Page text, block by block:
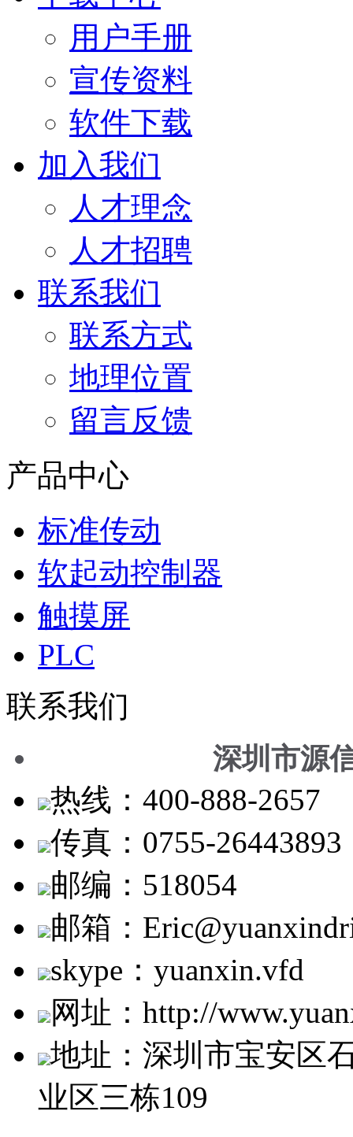
用户手册
宣传资料
软件下载
加入我们
人才理念
人才招聘
联系我们
联系方式
地理位置
留言反馈
产品中心
标准传动
软起动控制器
触摸屏
PLC
联系我们
深圳市源
热线：400-888-2657
传真：0755-26443893
邮编：518054
邮箱：
skype：yuanxin.vfd
网址：http://
地址：深圳市宝安区
业区三栋109